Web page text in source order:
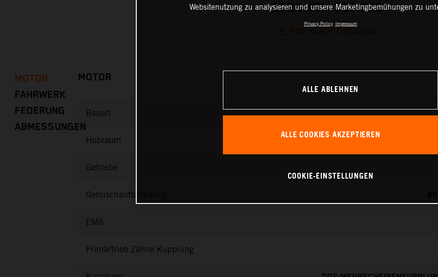
2024 KTM 300 EXC
MOTOR
FAHRWERK
FEDERUNG
ABMESSUNGEN
MOTOR
Bauart
Hubraum
Getriebe
Gemischaufbereitung
EMS
Primärtrieb Zähne Kupplung
Websitenutzung zu analysieren und unsere Marketingbemühungen zu
Privacy Policy Impressum
ALLE ABLEHNEN
ALLE COOKIES AKZEPTIEREN
COOKIE-EINSTELLUNGEN